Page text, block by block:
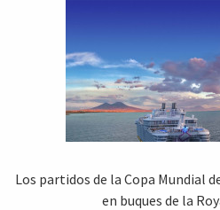
Los partidos de la Copa Mundial
en buques de la